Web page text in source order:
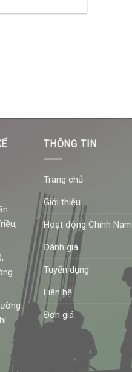
THÔNG TIN
Trang chủ
Giới thiệu
Hoạt động Chính Nam
Đánh giá
Tuyển dụng
Liên hệ
Đơn giá